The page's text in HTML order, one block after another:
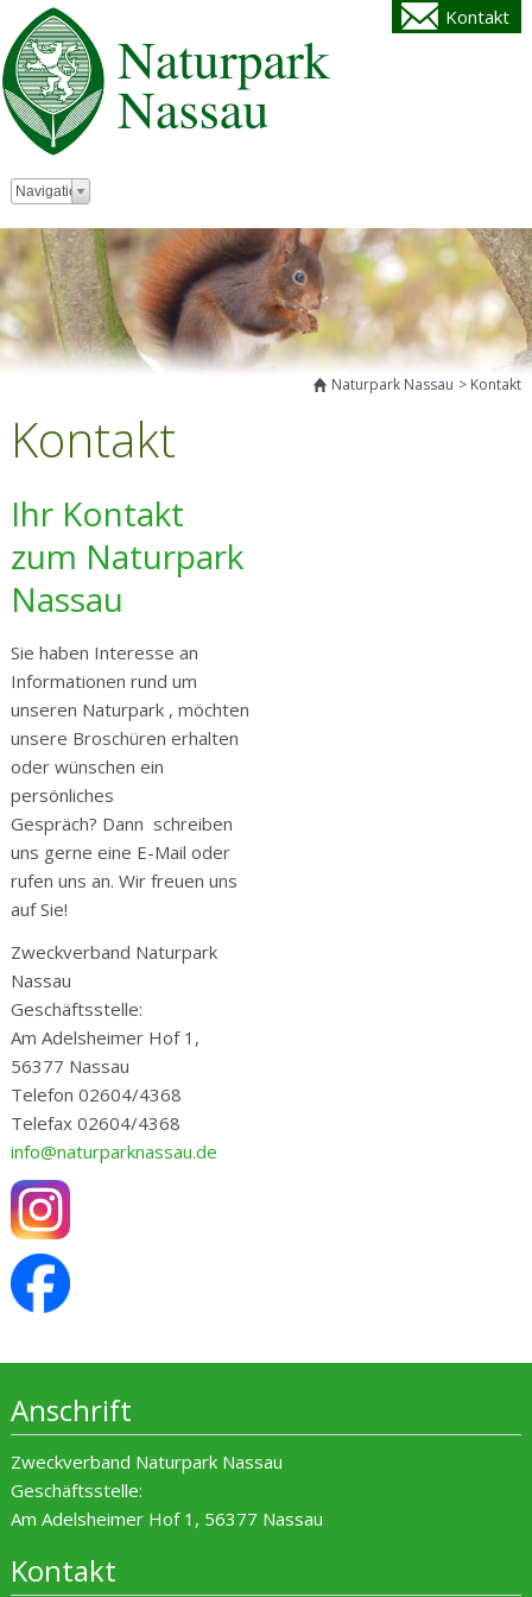
Kontakt
Zielseite
Navigation
Naturpark Nassau Kontakt
Kontakt
Ihr Kontakt
zum Naturpark
Nassau
Sie haben Interesse an
Informationen rund um
unseren Naturpark , möchten
unsere Broschüren erhalten
oder wünschen ein
persönliches
Gespräch? Dann schreiben
uns gerne eine E-Mail oder
rufen uns an. Wir freuen uns
auf Sie!
Zweckverband Naturpark
Nassau
Geschäftsstelle:
Am Adelsheimer Hof 1,
56377 Nassau
Telefon 02604/4368
Telefax 02604/4368
info@naturparknassau.de
Anschrift
Zweckverband Naturpark Nassau
Geschäftsstelle:
Am Adelsheimer Hof 1, 56377 Nassau
Kontakt